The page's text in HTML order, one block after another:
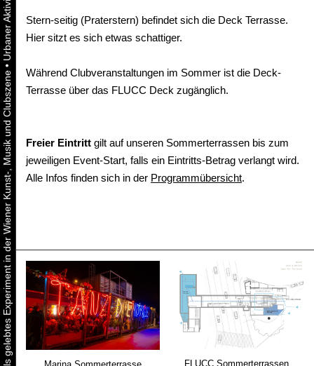
Urbaner Aktivismus als gelebtes Experiment in der Wiener Kunst-, Musik und Clubszene
•
Stern-seitig (Praterstern) befindet sich die Deck Terrasse.
Hier sitzt es sich etwas schattiger.
Während Clubveranstaltungen im Sommer ist die Deck-
Terrasse über das FLUCC Deck zugänglich.
Freier Eintritt gilt auf unseren Sommerterrassen bis zum
jeweiligen Event-Start, falls ein Eintritts-Betrag verlangt wird.
Alle Infos finden sich in der Programmübersicht.
FLUCC Sommerterrassen